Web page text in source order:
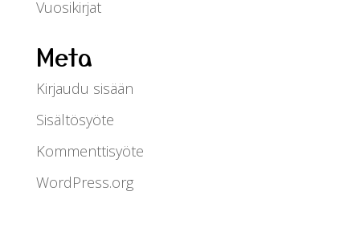
Vuosikirjat
Meta
Kirjaudu sisään
Sisältösyöte
Kommenttisyöte
WordPress.org